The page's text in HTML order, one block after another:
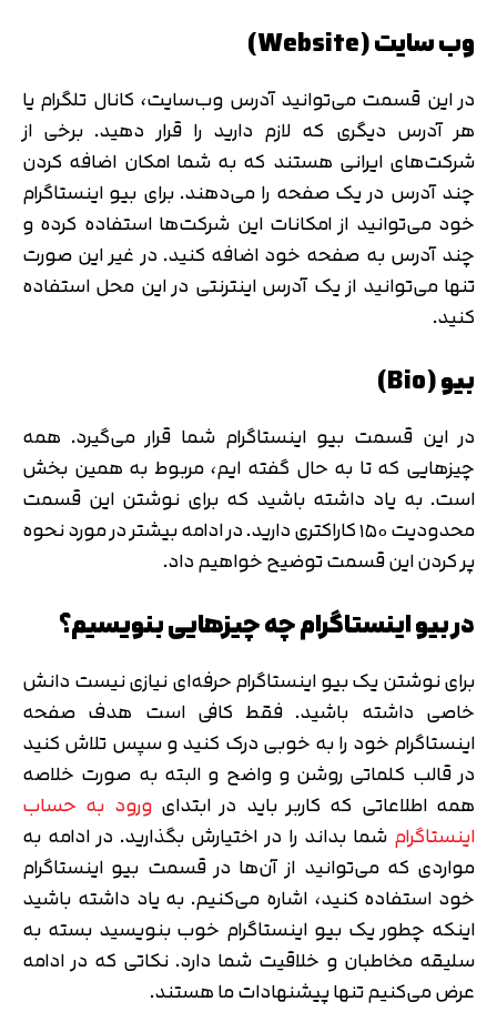
وب سایت (Website)
در این قسمت می‌توانید آدرس وب‌سایت، کانال تلگرام یا
هر آدرس دیگری که لازم دارید را قرار دهید. برخی از
شرکت‌های ایرانی هستند که به شما امکان اضافه کردن
چند آدرس در یک صفحه را می‌دهند. برای بیو اینستاگرام
خود می‌توانید از امکانات این شرکت‌ها استفاده کرده و
چند آدرس به صفحه خود اضافه کنید. در غیر این صورت
تنها می‌توانید از یک آدرس اینترنتی در این محل استفاده
کنید.
بیو (Bio)
در این قسمت بیو اینستاگرام شما قرار می‌گیرد. همه
چیزهایی که تا به حال گفته ایم، مربوط به همین بخش
است. به یاد داشته باشید که برای نوشتن این قسمت
محدودیت ۱۵۰ کاراکتری دارید. در ادامه بیشتر در مورد نحوه
پر کردن این قسمت توضیح خواهیم داد.
در بیو اینستاگرام چه چیزهایی بنویسیم؟
برای نوشتن یک بیو اینستاگرام حرفه‌ای نیازی نیست دانش
خاصی داشته باشید. فقط کافی است هدف صفحه
اینستاگرام خود را به خوبی درک کنید و سپس تلاش کنید
در قالب کلماتی روشن و واضح و البته به صورت خلاصه
همه اطلاعاتی که کاربر باید در ابتدایورود به حساب
اینستاگرام شما بداند را در اختیارش بگذارید. در ادامه به
مواردی که می‌توانید از آن‌ها در قسمت بیو اینستاگرام
خود استفاده کنید، اشاره می‌کنیم. به یاد داشته باشید
اینکه چطور یک بیو اینستاگرام خوب بنویسید بسته به
سلیقه مخاطبان و خلاقیت شما دارد. نکاتی که در ادامه
عرض می‌کنیم تنها پیشنهادات ما هستند.